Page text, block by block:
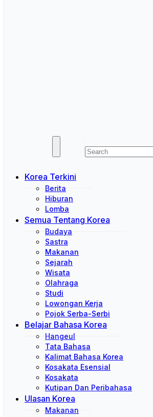
Korea Terkini
Berita
Hiburan
Lomba
Semua Tentang Korea
Budaya
Sastra
Makanan
Sejarah
Wisata
Olahraga
Studi
Lowongan Kerja
Pojok Serba-Serbi
Belajar Bahasa Korea
Hangeul
Tata Bahasa
Kalimat Bahasa Korea
Kosakata Esensial
Kosakata
Kutipan Dan Peribahasa
Ulasan Korea
Makanan